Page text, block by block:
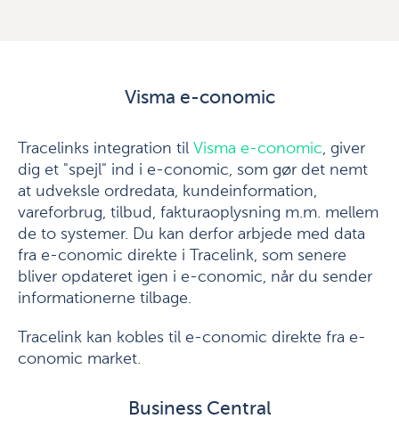
Visma e-conomic
Tracelinks integration til Visma e-conomic, giver
dig et "spejl" ind i e-conomic, som gør det nemt
at udveksle ordredata, kundeinformation,
vareforbrug, tilbud, fakturaoplysning m.m. mellem
de to systemer. Du kan derfor arbjede med data
fra e-conomic direkte i Tracelink, som senere
bliver opdateret igen i e-conomic, når du sender
informationerne tilbage.
Tracelink kan kobles til e-conomic direkte fra e-
conomic market.
Business Central